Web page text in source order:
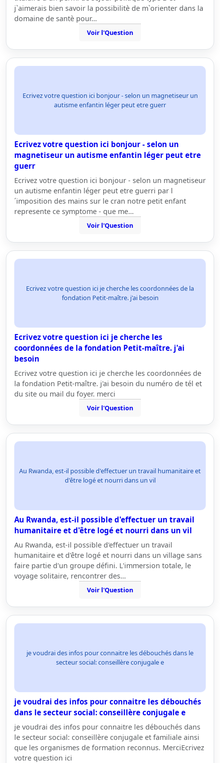
j`aimerais bien savoir la possibilitè de m`orienter dans la
domaine de santè pour…
Voir l'Question
Ecrivez votre question ici bonjour - selon un magnetiseur un
autisme enfantin léger peut etre guerr
Ecrivez votre question ici bonjour - selon un
magnetiseur un autisme enfantin léger peut etre
guerr
Ecrivez votre question ici bonjour - selon un magnetiseur
un autisme enfantin léger peut etre guerri par l
´imposition des mains sur le cran notre petit enfant
represente ce symptome - que me…
Voir l'Question
Ecrivez votre question ici je cherche les coordonnées de la
fondation Petit-maître. j'ai besoin
Ecrivez votre question ici je cherche les
coordonnées de la fondation Petit-maître. j'ai
besoin
Ecrivez votre question ici je cherche les coordonnées de
la fondation Petit-maître. j'ai besoin du numéro de tél et
du site ou mail du foyer. merci
Voir l'Question
Au Rwanda, est-il possible d'effectuer un travail humanitaire et
d'être logé et nourri dans un vil
Au Rwanda, est-il possible d'effectuer un travail
humanitaire et d'être logé et nourri dans un vil
Au Rwanda, est-il possible d'effectuer un travail
humanitaire et d'être logé et nourri dans un village sans
faire partie d'un groupe défini. L'immersion totale, le
voyage solitaire, rencontrer des…
Voir l'Question
je voudrai des infos pour connaitre les débouchés dans le
secteur social: conseillère conjugale e
je voudrai des infos pour connaitre les débouchés
dans le secteur social: conseillère conjugale e
je voudrai des infos pour connaitre les débouchés dans
le secteur social: conseillère conjugale et familiale ainsi
que les organismes de formation reconnus. MerciEcrivez
votre question ici